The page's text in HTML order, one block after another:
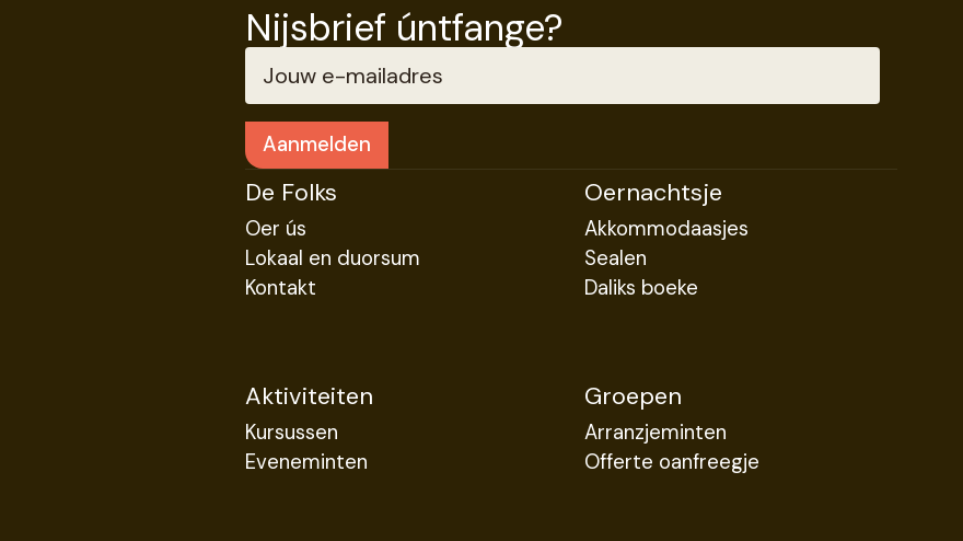
Nijsbrief úntfange?
De Folks
Oer ús
Lokaal en duorsum
Kontakt
Oernachtsje
Akkommodaasjes
Sealen
Daliks boeke
Aktiviteiten
Kursussen
Eveneminten
Groepen
Arranzjeminten
Offerte oanfreegje